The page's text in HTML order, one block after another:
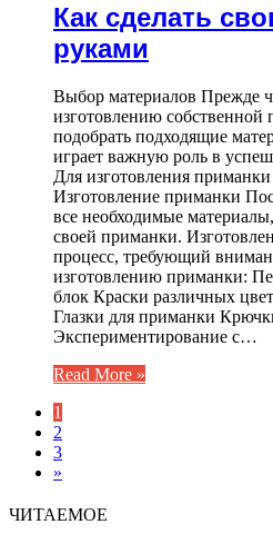
Как сделать
руками
Выбор материалов Прежде
изготовлению
подобрать подходящие
играет важную роль в
Для изготовления
Изготовление приманки
все необходимые
своей приманки.
процесс, требующий
изготовлению приманки:
блок Краски различных
Глазки для приманки
Экспериментирование с…
Read More »
1
2
3
»
ЧИТАЕМОЕ